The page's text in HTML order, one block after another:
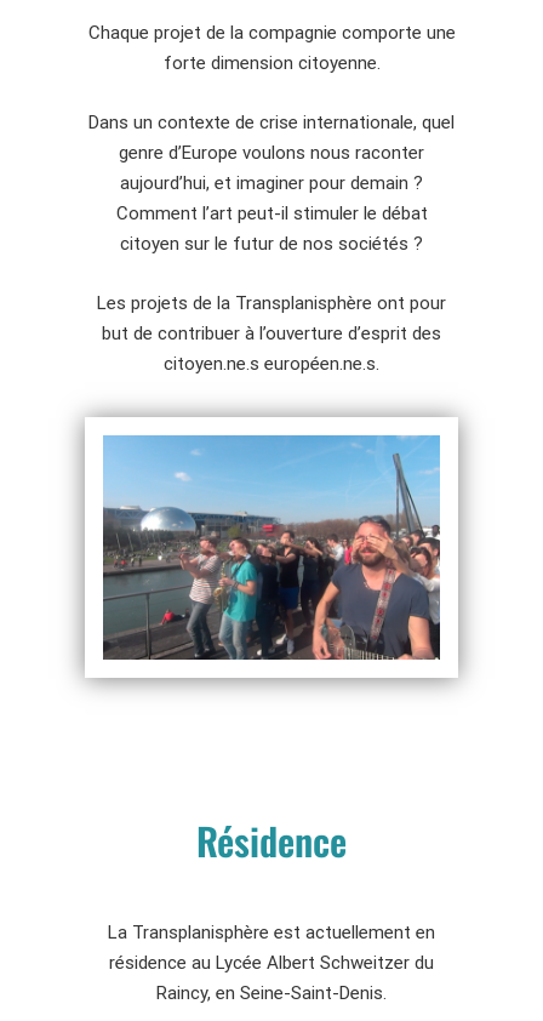
Chaque projet de la compagnie comporte une
forte dimension citoyenne.
Dans un contexte de crise internationale, quel
genre d’Europe voulons nous raconter
aujourd’hui, et imaginer pour demain ?
Comment l’art peut-il stimuler le débat
citoyen sur le futur de nos sociétés ?
Les projets de la Transplanisphère ont pour
but de contribuer à l’ouverture d’esprit des
citoyen.ne.s européen.ne.s.
Résidence
La Transplanisphère est actuellement en
résidence au Lycée Albert Schweitzer du
Raincy, en Seine-Saint-Denis.